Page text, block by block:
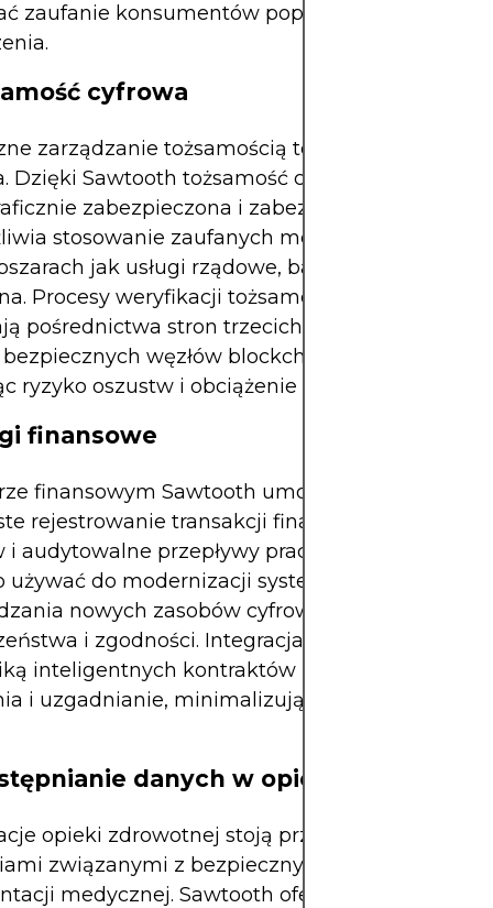
zaufanie konsumentów poprzez weryfikację
cyfrowa
zarządzanie tożsamością to kolejna
Dzięki Sawtooth tożsamość cyfrowa może być
zabezpieczona i zabezpieczona
stosowanie zaufanych metod
jak usługi rządowe, bankowość i opieka
Procesy weryfikacji tożsamości, które
pośrednictwa stron trzecich, można usprawnić
węzłów blockchain, jednocześnie
ryzyko oszustw i obciążenie administracyjne.
finansowe
finansowym Sawtooth umożliwia bezpieczne
rejestrowanie transakcji finansowych,
i audytowalne przepływy pracy. Banki i firmy
używać do modernizacji systemów zaplecza lub
nowych zasobów cyfrowych bez
i zgodności. Integracja z istniejącymi
inteligentnych kontraktów pomaga
i uzgadnianie, minimalizując ryzyko błędów
danych w opiece zdrowotnej
opieki zdrowotnej stoją przed krytycznymi
związanymi z bezpiecznym udostępnianiem
medycznej. Sawtooth oferuje platformę do